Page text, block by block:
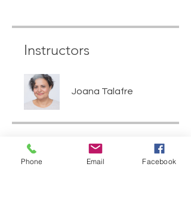
Instructors
Joana Talafre
Price
Phone Email Facebook